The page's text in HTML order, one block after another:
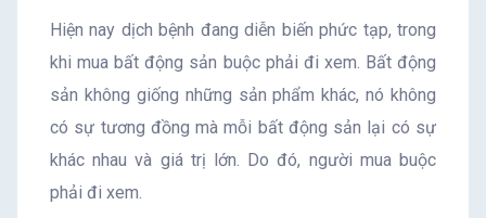
Hiện nay dịch bệnh đang diễn biến phức tạp, trong
khi mua bất động sản buộc phải đi xem. Bất động
sản không giống những sản phẩm khác, nó không
có sự tương đồng mà mỗi bất động sản lại có sự
khác nhau và giá trị lớn. Do đó, người mua buộc
phải đi xem.